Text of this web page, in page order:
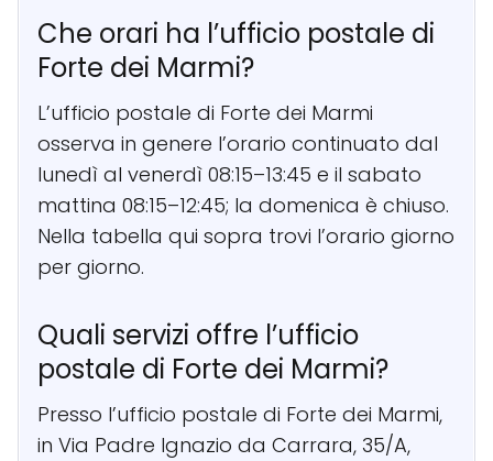
Che orari ha l’ufficio postale di
Forte dei Marmi?
L’ufficio postale di Forte dei Marmi
osserva in genere l’orario continuato dal
lunedì al venerdì 08:15–13:45 e il sabato
mattina 08:15–12:45; la domenica è chiuso.
Nella tabella qui sopra trovi l’orario giorno
per giorno.
Quali servizi offre l’ufficio
postale di Forte dei Marmi?
Presso l’ufficio postale di Forte dei Marmi,
in Via Padre Ignazio da Carrara, 35/A,